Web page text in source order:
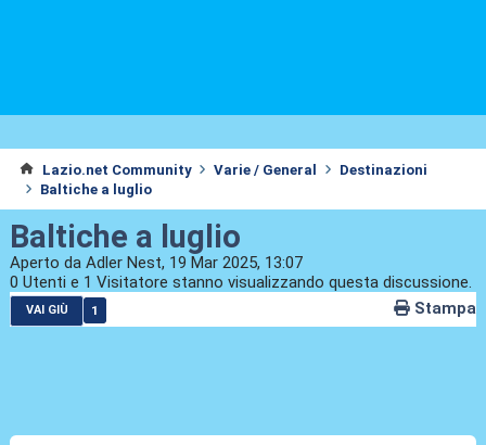
Lazio.net Community Varie / General
Destinazioni
Baltiche a luglio
Baltiche a luglio
Aperto da Adler Nest, 19 Mar 2025, 13:07
0 Utenti e 1 Visitatore stanno visualizzando questa discussione.
VAI GIÙ 1 Stampa